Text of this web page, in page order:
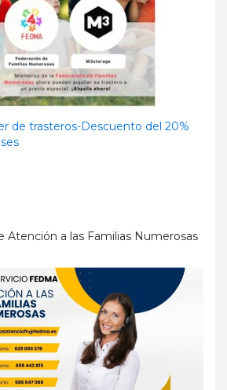
de trasteros-Descuento del 20%
Atención a las Familias Numerosas